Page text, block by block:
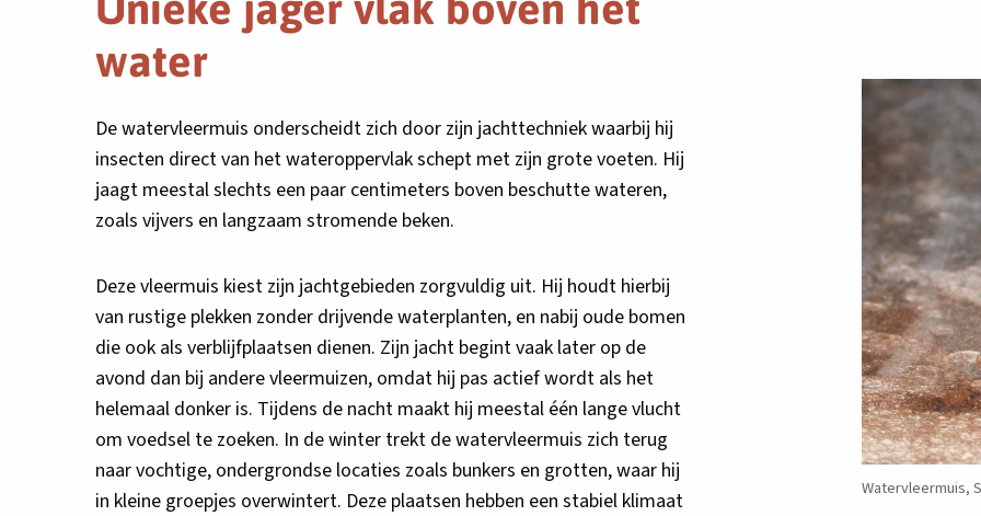
water
De watervleermuis onderscheidt zich door zijn jachttechniek waarbij hij
insecten direct van het wateroppervlak schept met zijn grote voeten. Hij
jaagt meestal slechts een paar centimeters boven beschutte wateren,
zoals vijvers en langzaam stromende beken.
Deze vleermuis kiest zijn jachtgebieden zorgvuldig uit. Hij houdt hierbij
van rustige plekken zonder drijvende waterplanten, en nabij oude bomen
die ook als verblijfplaatsen dienen. Zijn jacht begint vaak later op de
avond dan bij andere vleermuizen, omdat hij pas actief wordt als het
helemaal donker is. Tijdens de nacht maakt hij meestal één lange vlucht
om voedsel te zoeken. In de winter trekt de watervleermuis zich terug
naar vochtige, ondergrondse locaties zoals bunkers en grotten, waar hij
in kleine groepjes overwintert. Deze plaatsen hebben een stabiel klimaat
Watervleermuis,